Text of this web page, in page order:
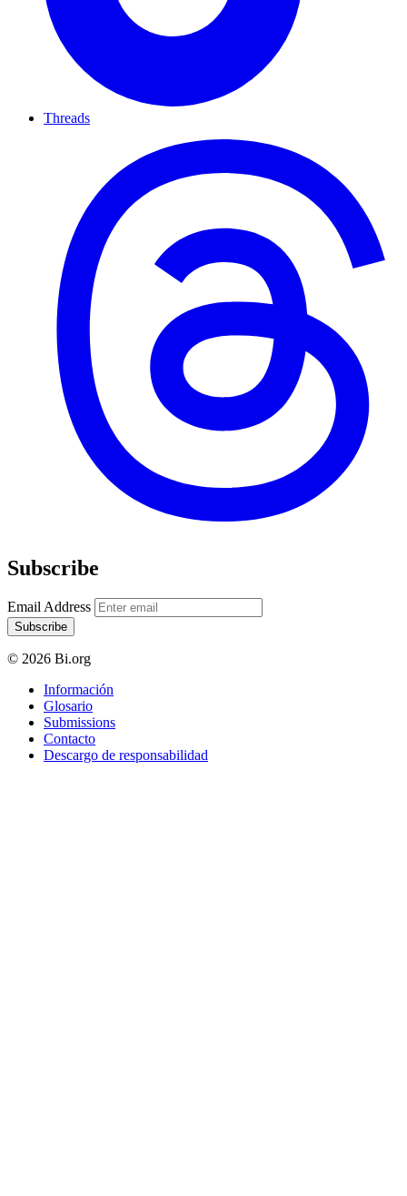
Threads
Subscribe
Email Address
Subscribe
© 2026 Bi.org
Información
Glosario
Submissions
Contacto
Descargo de responsabilidad